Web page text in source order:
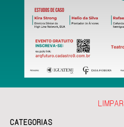
CATEGORIAS
LIMPAR